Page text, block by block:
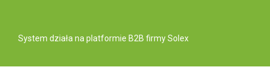
System działa na platformie B2B firmy Solex